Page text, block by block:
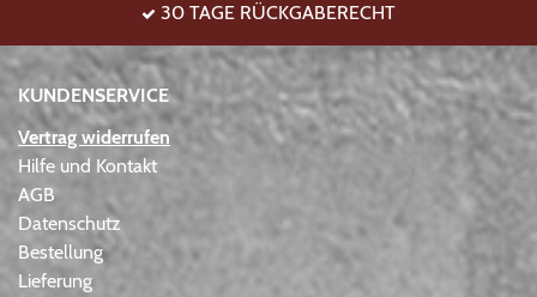
30 TAGE RÜCKGABERECHT
KUNDENSERVICE
Vertrag widerrufen
Hilfe und Kontakt
AGB
Datenschutz
Bestellung
Lieferung